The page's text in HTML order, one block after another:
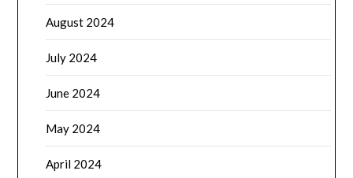
August 2024
July 2024
June 2024
May 2024
April 2024